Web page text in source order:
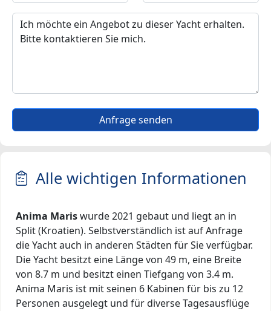
Anfrage senden
Alle wichtigen Informationen
Anima Mariswurde 2021 gebaut und liegt an in
Split (Kroatien). Selbstverständlich ist auf Anfrage
die Yacht auch in anderen Städten für Sie verfügbar.
Die Yacht besitzt eine Länge von 49 m, eine Breite
von 8.7 m und besitzt einen Tiefgang von 3.4 m.
Anima Maris ist mit seinen 6 Kabinen für bis zu 12
Personen ausgelegt und für diverse Tagesausflüge